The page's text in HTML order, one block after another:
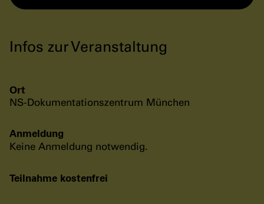
Infos zur Veranstaltung
Ort
NS-Dokumentationszentrum München
Anmeldung
Keine Anmeldung notwendig.
Teilnahme kostenfrei